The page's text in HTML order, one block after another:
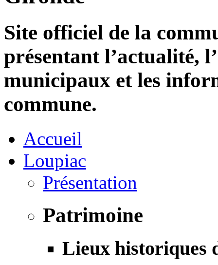
Site officiel de la
présentant l’actualité,
municipaux et les
commune.
Accueil
Loupiac
Présentation
Patrimoine
Lieux historiques